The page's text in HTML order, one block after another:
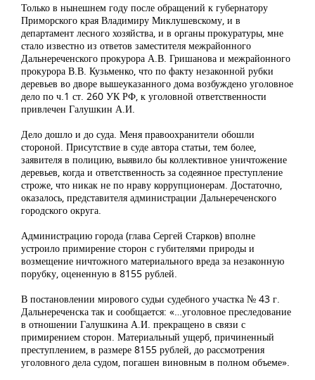
Только в нынешнем году после обращений к губернатору
Приморского края Владимиру Миклушевскому, и в
департамент лесного хозяйства, и в органы прокуратуры, мне
стало известно из ответов заместителя межрайонного
Дальнереченского прокурора А.В. Гришанова и межрайонного
прокурора В.В. Кузьменко, что по факту незаконной рубки
деревьев во дворе вышеуказанного дома возбуждено уголовное
дело по ч.1 ст. 260 УК РФ, к уголовной ответственности
привлечен Галушкин А.И.
Дело дошло и до суда. Меня правоохранители обошли
стороной. Присутствие в суде автора статьи, тем более,
заявителя в полицию, выявило бы коллективное уничтожение
деревьев, когда и ответственность за содеянное преступление
строже, что никак не по нраву коррупционерам. Достаточно,
оказалось, представителя администрации Дальнереченского
городского округа.
Администрацию города (глава Сергей Старков) вполне
устроило примирение сторон с губителями природы и
возмещение ничтожного материального вреда за незаконную
порубку, оцененную в 8155 рублей.
В постановлении мирового судьи судебного участка № 43 г.
Дальнереченска так и сообщается: «…уголовное преследование
в отношении Галушкина А.И. прекращено в связи с
примирением сторон. Материальный ущерб, причиненный
преступлением, в размере 8155 рублей, до рассмотрения
уголовного дела судом, погашен виновным в полном объеме».